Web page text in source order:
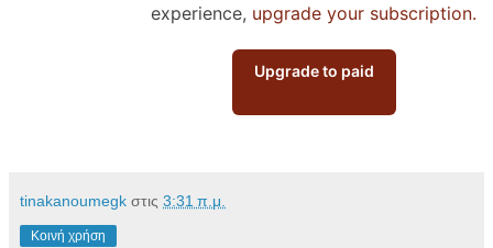
experience, upgrade your subscription.
Upgrade to paid
tinakanoumegk στις 3:31 π.μ.
Κοινή χρήση